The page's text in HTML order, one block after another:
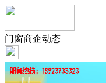
门窗商企动态